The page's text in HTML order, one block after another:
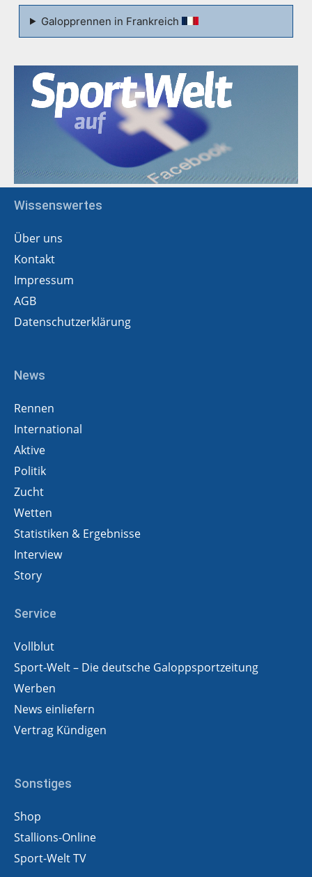
Galopprennen in Frankreich
Wissenswertes
Über uns
Kontakt
Impressum
AGB
Datenschutzerklärung
News
Rennen
International
Aktive
Politik
Zucht
Wetten
Statistiken & Ergebnisse
Interview
Story
Service
Vollblut
Sport-Welt – Die deutsche Galoppsportzeitung
Werben
News einliefern
Vertrag Kündigen
Sonstiges
Shop
Stallions-Online
Sport-Welt TV